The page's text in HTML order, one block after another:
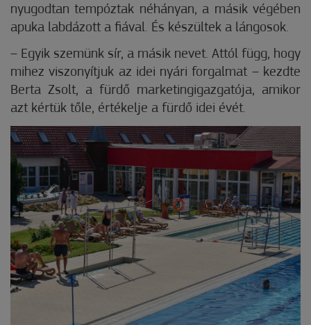
nyugodtan tempóztak néhányan, a másik végében
apuka labdázott a fiával. És készültek a lángosok.
– Egyik szemünk sír, a másik nevet. Attól függ, hogy
mihez viszonyítjuk az idei nyári forgalmat – kezdte
Berta Zsolt, a fürdő marketingigazgatója, amikor
azt kértük tőle, értékelje a fürdő idei évét.